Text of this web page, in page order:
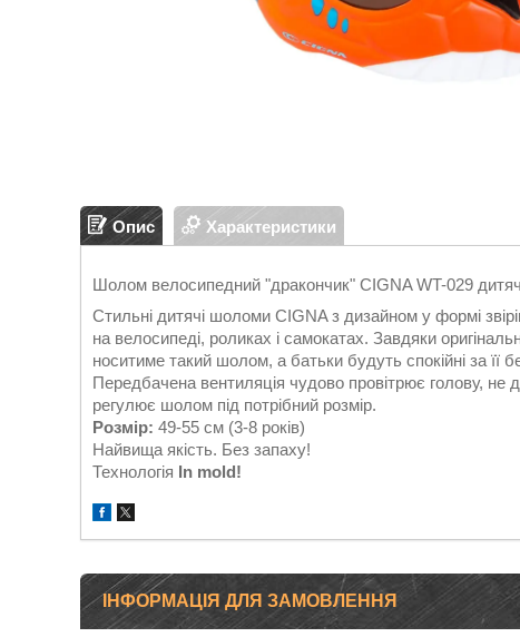
Опис Характеристики
Шолом велосипедний "дракончик" CIGNA WT-029
Стильні дитячі шоломи CIGNA з дизайном у формі
на велосипеді, роликах і самокатах. Завдяки
носитиме такий шолом, а батьки будуть спокійні за її
Передбачена вентиляція чудово провітрює голову, не
регулює шолом під потрібний розмір.
Розмір: 49-55 см (3-8 років)
Найвища якість. Без запаху!
Технологія In mold!
ІНФОРМАЦІЯ ДЛЯ ЗАМОВЛЕННЯ